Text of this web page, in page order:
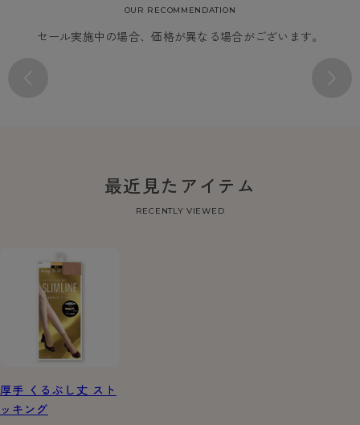
OUR RECOMMENDATION
セール実施中の場合、価格が異なる場合がございます。
最近見たアイテム
RECENTLY VIEWED
厚手 くるぶし丈 スト
ッキング